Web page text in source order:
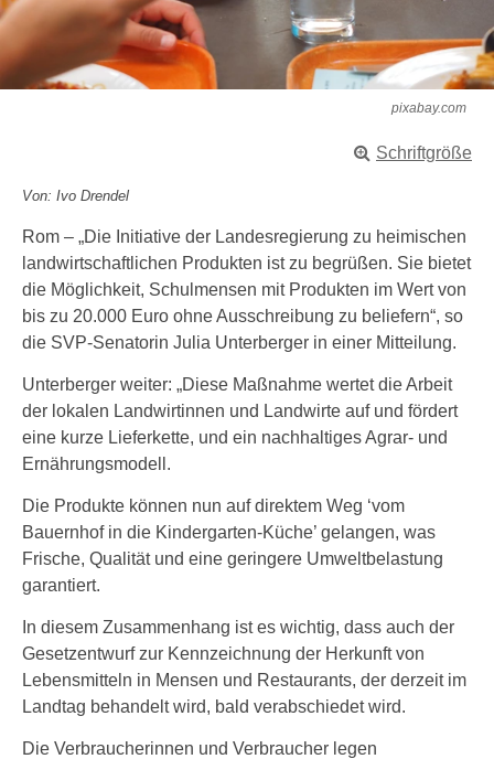
pixabay.com
Schriftgröße
Von: Ivo Drendel
Rom – „Die Initiative der Landesregierung zu heimischen
landwirtschaftlichen Produkten ist zu begrüßen. Sie bietet
die Möglichkeit, Schulmensen mit Produkten im Wert von
bis zu 20.000 Euro ohne Ausschreibung zu beliefern“, so
die SVP-Senatorin Julia Unterberger in einer Mitteilung.
Unterberger weiter: „Diese Maßnahme wertet die Arbeit
der lokalen Landwirtinnen und Landwirte auf und fördert
eine kurze Lieferkette, und ein nachhaltiges Agrar- und
Ernährungsmodell.
Die Produkte können nun auf direktem Weg ‘vom
Bauernhof in die Kindergarten-Küche’ gelangen, was
Frische, Qualität und eine geringere Umweltbelastung
garantiert.
In diesem Zusammenhang ist es wichtig, dass auch der
Gesetzentwurf zur Kennzeichnung der Herkunft von
Lebensmitteln in Mensen und Restaurants, der derzeit im
Landtag behandelt wird, bald verabschiedet wird.
Die Verbraucherinnen und Verbraucher legen